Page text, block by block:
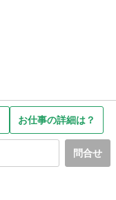
お仕事の詳細は？
問合せ